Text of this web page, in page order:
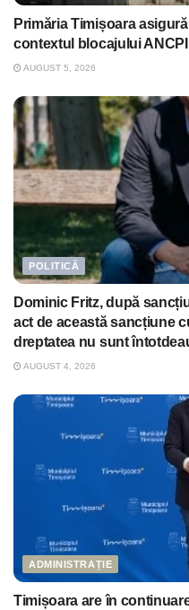
Primăria Timișoara
contextul blocajului ANCPI
AUGUST 5, 2026
POLITICĂ
Dominic Fritz, după
act de această sancțiune
dreptatea nu sunt
AUGUST 4, 2026
ADMINISTRAȚIE
Timișoara are în